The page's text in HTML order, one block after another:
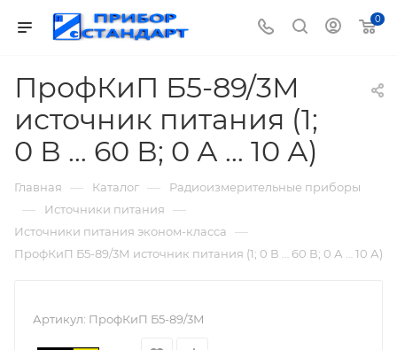
0
ПрофКиП Б5-89/3М
источник питания (1;
0 В … 60 В; 0 А … 10 А)
Главная — Каталог — Радиоизмерительные приборы
— Источники питания —
Источники питания эконом-класса —
ПрофКиП Б5-89/3М источник питания (1; 0 В … 60 В; 0 А … 10 А)
Артикул: ПрофКиП Б5-89/3М